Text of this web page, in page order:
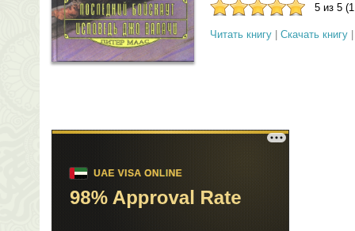
5 из 5
Читать книгу Скачать книгу